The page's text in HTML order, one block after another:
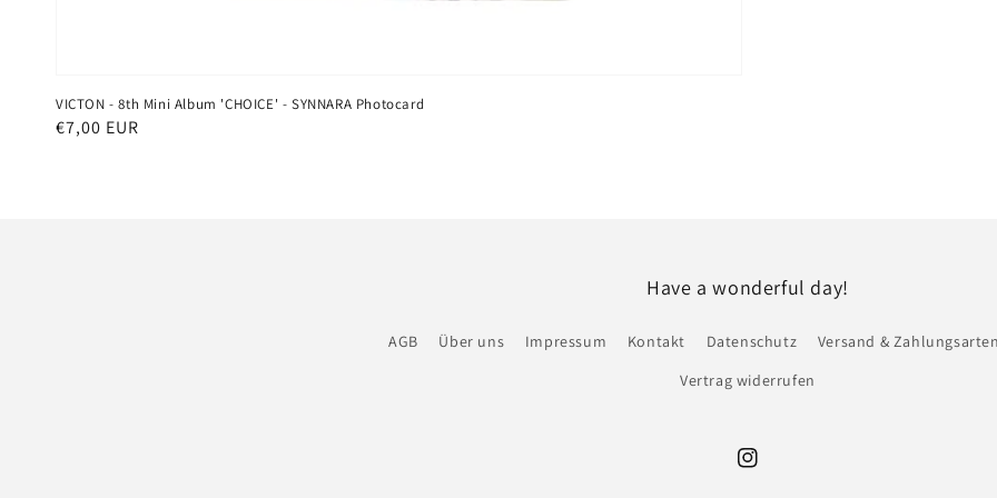
VICTON - 8th Mini Album 'CHOICE' - SYNNARA Photocard
Normaler
€7,00 EUR
Have a wonderful day!
AGB Über uns Impressum Kontakt Datenschutz Versand & Zahlungsarten
Vertrag widerrufen
Instagram